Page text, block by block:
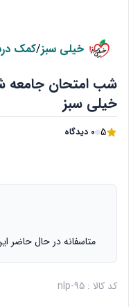
خیلی سبز/کمک
شب امتحان جامعه
خیلی سبز
5 0 دیدگاه
متاسفانه در حال حاضر
کد کالا : nlp-95